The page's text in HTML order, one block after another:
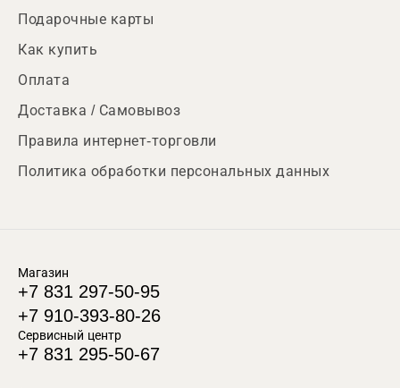
Подарочные карты
Как купить
Оплата
Доставка / Самовывоз
Правила интернет-торговли
Политика обработки персональных данных
Магазин
+7 831 297-50-95
+7 910-393-80-26
Сервисный центр
+7 831 295-50-67